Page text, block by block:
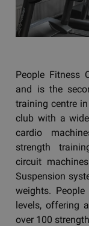
People Fitness
and is the
training centre
club with a
cardio
strength
circuit
Suspension
weights.
levels, offering
over 100